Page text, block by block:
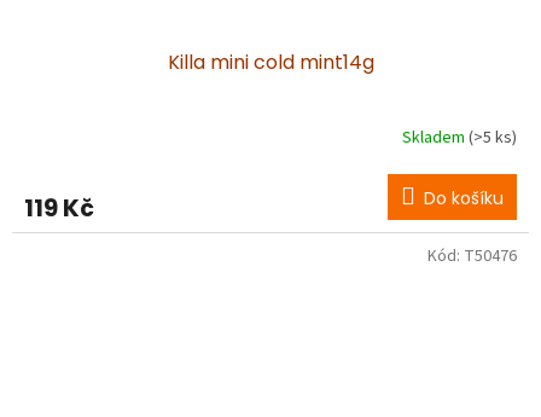
Killa mini cold mint14g
Skladem (>5 ks)
119 Kč Do košíku
Kód: T50476